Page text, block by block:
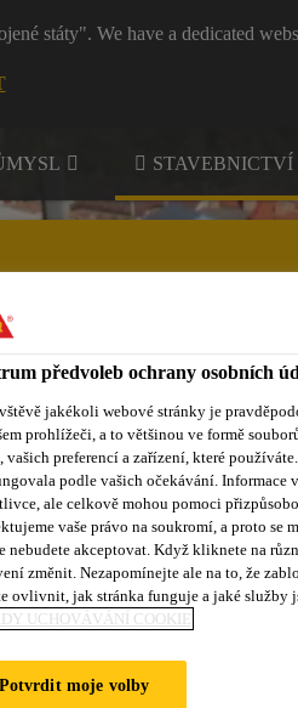
státy". We have a dedicated
STAVEBNICTVÍ
předvoleb ochrany osobních
jakékoli webové stránky je
prohlížeči, a to většinou ve formě
vašich preferencí a zařízení, které
podle vašich očekávání.
ale celkově mohou pomoci
vaše právo na soukromí, a proto se
nebudete akceptovat. Když kliknete na
změnit. Nezapomínejte ale na to, že
ovlivnit, jak stránka funguje a jaké služby
UCHOVÁVÁNÍ COOKIE
Potvrdit moje volby